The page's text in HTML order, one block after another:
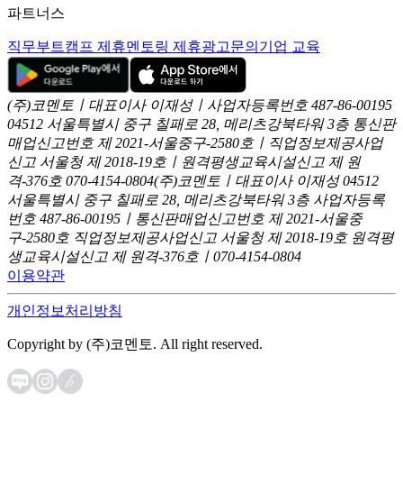
파트너스
직무부트캠프 제휴멘토링 제휴광고문의 기업 교육
(주)코멘토ㅣ대표이사 이재성ㅣ사업자등록번호 487-86-00195
04512 서울특별시 중구 칠패로 28, 메리츠강북타워 3층 통신판
매업신고번호 제 2021-서울중구-2580호ㅣ직업정보제공사업
신고 서울청 제 2018-19호ㅣ원격평생교육시설신고 제 원
격-376호 070-4154-0804(주)코멘토ㅣ대표이사 이재성 04512
서울특별시 중구 칠패로 28, 메리츠강북타워 3층 사업자등록
번호 487-86-00195ㅣ통신판매업신고번호 제 2021-서울중
구-2580호 직업정보제공사업신고 서울청 제 2018-19호 원격평
생교육시설신고 제 원격-376호ㅣ070-4154-0804
이용약관
개인정보처리방침
Copyright by (주)코멘토. All right reserved.